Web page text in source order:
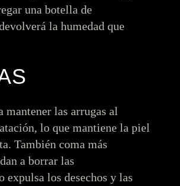
una botella de
la humedad que
mantener las arrugas al
lo que mantiene la piel
También coma más
a borrar las
los desechos y las